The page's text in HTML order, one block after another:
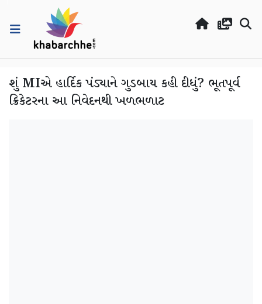
શું MIએ હાર્દિક પંડ્યાને ગુડબાય કહી દીધું? ભૂતપૂર્વ
ક્રિકેટરના આ નિવેદનથી ખળભળાટ